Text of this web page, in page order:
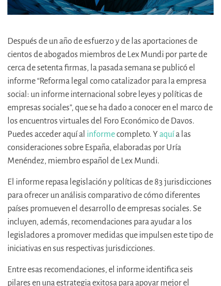
Después de un año de esfuerzo y de las aportaciones de
cientos de abogados miembros de Lex Mundi por parte de
cerca de setenta firmas, la pasada semana se publicó el
informe “Reforma legal como catalizador para la empresa
social: un informe internacional sobre leyes y políticas de
empresas sociales”, que se ha dado a conocer en el marco de
los encuentros virtuales del Foro Económico de Davos.
Puedes acceder aquí al informecompleto. Yaquía las
consideraciones sobre España, elaboradas por Uría
Menéndez, miembro español de Lex Mundi.
El informe repasa legislación y políticas de 83 jurisdicciones
para ofrecer un análisis comparativo de cómo diferentes
países promueven el desarrollo de empresas sociales. Se
incluyen, además, recomendaciones para ayudar a los
legisladores a promover medidas que impulsen este tipo de
iniciativas en sus respectivas jurisdicciones.
Entre esas recomendaciones, el informe identifica seis
pilares en una estrategia exitosa para apoyar mejor el